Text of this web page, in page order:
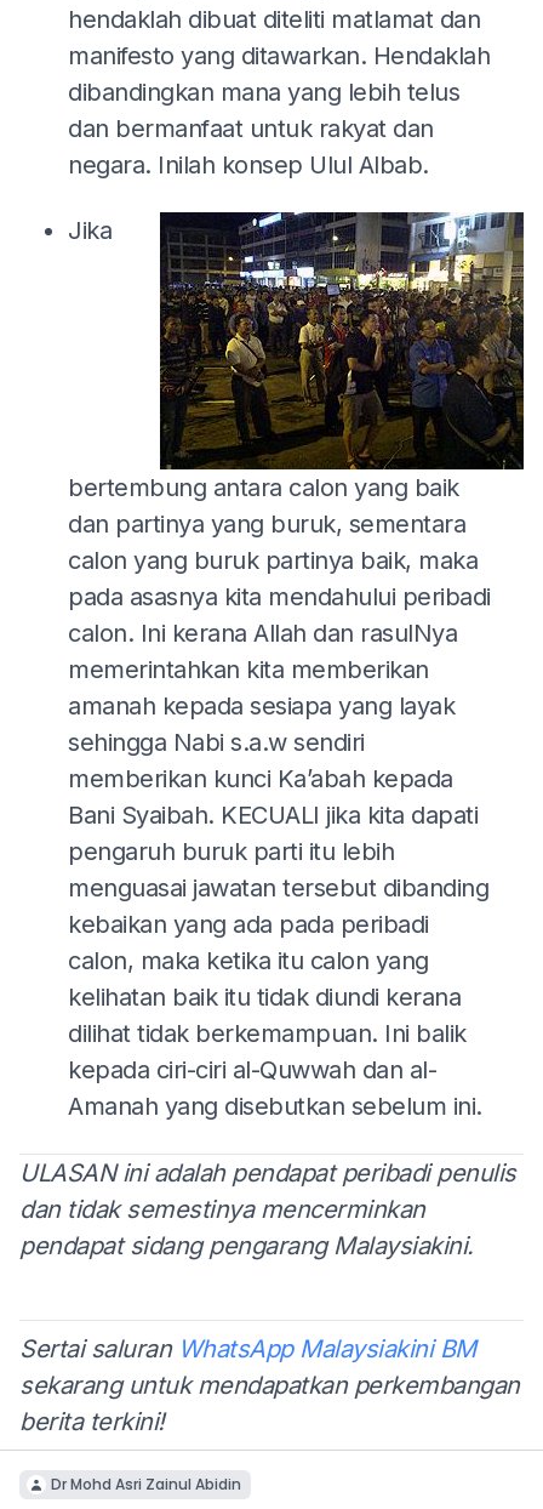
hendaklah dibuat diteliti matlamat dan
manifesto yang ditawarkan. Hendaklah
dibandingkan mana yang lebih telus
dan bermanfaat untuk rakyat dan
negara. Inilah konsep Ulul Albab.
Jika
bertembung antara calon yang baik
dan partinya yang buruk, sementara
calon yang buruk partinya baik, maka
pada asasnya kita mendahului peribadi
calon. Ini kerana Allah dan rasulNya
memerintahkan kita memberikan
amanah kepada sesiapa yang layak
sehingga Nabi s.a.w sendiri
memberikan kunci Ka’abah kepada
Bani Syaibah. KECUALI jika kita dapati
pengaruh buruk parti itu lebih
menguasai jawatan tersebut dibanding
kebaikan yang ada pada peribadi
calon, maka ketika itu calon yang
kelihatan baik itu tidak diundi kerana
dilihat tidak berkemampuan. Ini balik
kepada ciri-ciri al-Quwwah dan al-
Amanah yang disebutkan sebelum ini.
ULASAN ini adalah pendapat peribadi penulis
dan tidak semestinya mencerminkan
pendapat sidang pengarang Malaysiakini.
Sertai saluran WhatsApp Malaysiakini BM
sekarang untuk mendapatkan perkembangan
berita terkini!
Dr Mohd Asri Zainul Abidin